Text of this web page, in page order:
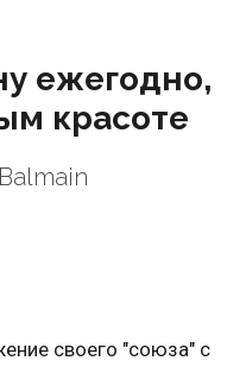
ежегодно,
красоте
своего "союза" с